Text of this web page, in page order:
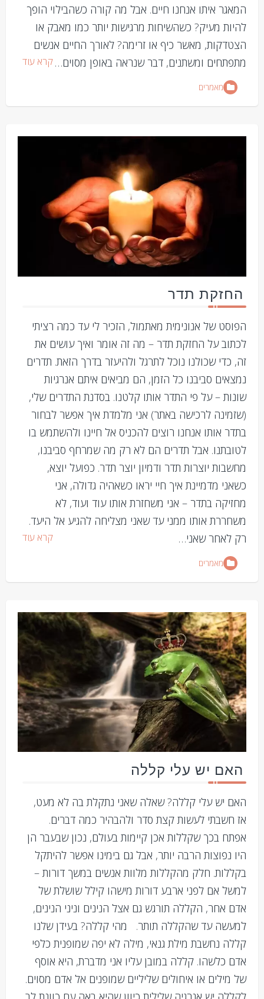
המאגר איתו אנחנו חיים. אבל מה קורה כשהבילוי הופך
להיות מעיק? כשהשיחות מרגישות יותר כמו מאבק או
הצטדקות, מאשר כיף או זרימה? לאורך החיים אנשים
מתפתחים ומשתנים, דבר שנראה באופן מסוים…קרא עוד
מאמרים
החזקת תדר
הפוסט של אנונימית מאתמול, הזכיר לי עד כמה רציתי
לכתוב על החזקת תדר – מה זה אומר ואיך עושים את
זה, כדי שכולנו נוכל לתרגל ולהיעזר בדרך הזאת. תדרים
נמצאים סביבנו כל הזמן, הם מביאים איתם אנרגיות
שונות – על פי התדר אותו קלטנו. בסדנת התדרים שלי,
(שזמינה לרכישה באתר) אני מלמדת איך אפשר לבחור
בתדר אותו אנחנו רוצים להכניס אל חיינו ולהשתמש בו
לטובתנו. אבל תדרים הם לא רק מה שמרחף סביבנו,
מחשבות יוצרות תדר ודמיון יוצר תדר. כפועל יוצא,
כשאני מדמיינת איך חיי יראו כשאהיה גדולה, אני
מחזיקה בתדר – אני משחזרת אותו עוד ועוד, לא
משחררת אותו ממני עד שאני מצליחה להגיע אל היעד.
רק לאחר שאני…
קרא עוד
מאמרים
האם יש עלי קללה
האם יש עלי קללה? שאלה שאני נתקלת בה לא מעט,
אז חשבתי לעשות קצת סדר ולהבהיר כמה דברים.
אפתח בכך שקללות אכן קיימות בעולם, נכון שבעבר הן
היו נפוצות הרבה יותר, אבל גם בימינו אפשר להיתקל
בקללות. חלק מהקללות מלוות אנשים במשך דורות –
למשל אם לפני ארבע דורות מישהו קילל שושלת של
אדם אחר, הקללה תורגש גם אצל הנינים וניני הנינים,
למעשה עד שהקללה תותר. מהי קללה? בעידן שלנו
קללה נחשבת מילת גנאי, מילה לא יפה שמופנית כלפי
אדם כלשהו. קללה במובן עליו אני מדברת, היא אוסף
של מילים או איחולים שליליים שמופנים אל אדם מסוים.